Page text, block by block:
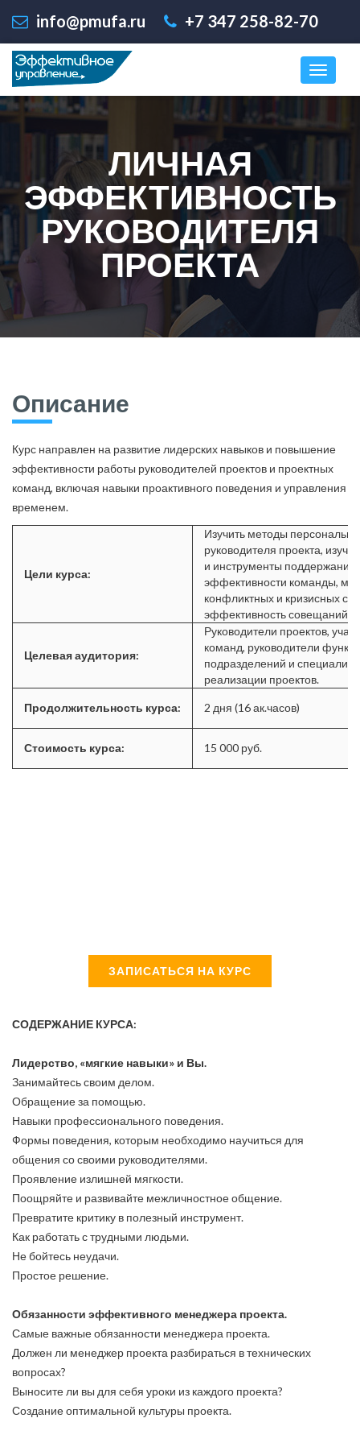
info@pmufa.ru +7 347 258-82-70
ЛИЧНАЯ
ЭФФЕКТИВНОСТЬ
РУКОВОДИТЕЛЯ
ПРОЕКТА
Описание
Курс направлен на развитие лидерских навыков и повышение
эффективности работы руководителей проектов и проектных
команд, включая навыки проактивного поведения и управления
временем.
Цели курса:
Изучить методы
руководителя проекта,
и инструменты поддержания
эффективности команды,
конфликтных и кризисных
эффективность совещаний.
Целевая аудитория:
Руководители проектов,
команд, руководители
подразделений и
реализации проектов.
Продолжительность курса: 2 дня (16 ак.часов)
Стоимость курса: 15 000 руб.
ЗАПИСАТЬСЯ НА КУРС
СОДЕРЖАНИЕ КУРСА:
Лидерство, «мягкие навыки» и Вы.
Занимайтесь своим делом.
Обращение за помощью.
Навыки профессионального поведения.
Формы поведения, которым необходимо научиться для
общения со своими руководителями.
Проявление излишней мягкости.
Поощряйте и развивайте межличностное общение.
Превратите критику в полезный инструмент.
Как работать с трудными людьми.
Не бойтесь неудачи.
Простое решение.
Обязанности эффективного менеджера проекта.
Самые важные обязанности менеджера проекта.
Должен ли менеджер проекта разбираться в технических
вопросах?
Выносите ли вы для себя уроки из каждого проекта?
Создание оптимальной культуры проекта.